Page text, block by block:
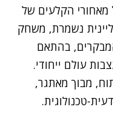
מאחורי הקלעים של
נשמרת, משחק
בהתאם
עולם ייחודי.
מבוך מאתגר,
טכנולוגית.